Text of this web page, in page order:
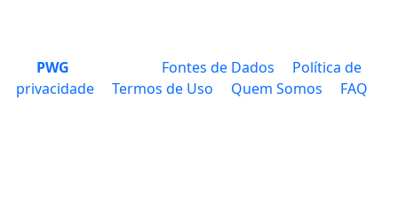
PWG Fontes de Dados
Política de
privacidade
Termos de Uso Quem Somos FAQ